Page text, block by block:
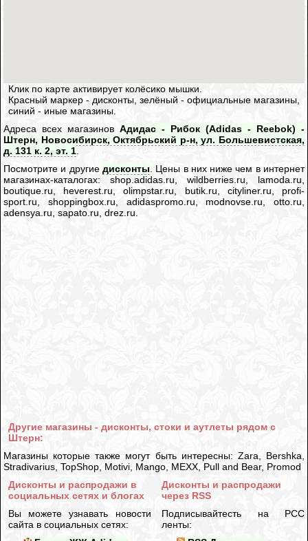
Клик по карте активирует колёсико мышки.
Красный маркер - дисконты, зелёный - официальные магазины,
синий - иные магазины.
Адреса всех магазиновАдидас - Рибок (Adidas - Reebok) -
Штерн, Новосибирск, Октябрьский р-н, ул. Большевистская,
д. 131 к. 2, эт. 1.
Посмотрите и другие дисконты. Цены в них ниже чем в интернет
магазинах-каталогах: shop.adidas.ru, wildberries.ru, lamoda.ru,
boutique.ru, heverest.ru, olimpstar.ru, butik.ru, cityliner.ru, profi-
sport.ru, shoppingbox.ru, adidaspromo.ru, modnovse.ru, otto.ru,
adensya.ru, sapato.ru, drez.ru.
Другие магазины - дисконты, стоки и аутлеты рядом с
Штерн:
Магазины которые также могут быть интересны: Zara, Bershka,
Stradivarius, TopShop, Motivi, Mango, MEXX, Pull and Bear, Promod
Дисконты и распродажи в
социальных сетях и блогах
Вы можете узнавать новости
сайта в социальных сетях:
Дисконты и распродажи
через RSS
Подписывайтесть на РСС
ленты: